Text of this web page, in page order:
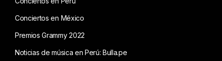
Conciertos en México
Premios Grammy 2022
Noticias de música en Perú: Bulla.pe